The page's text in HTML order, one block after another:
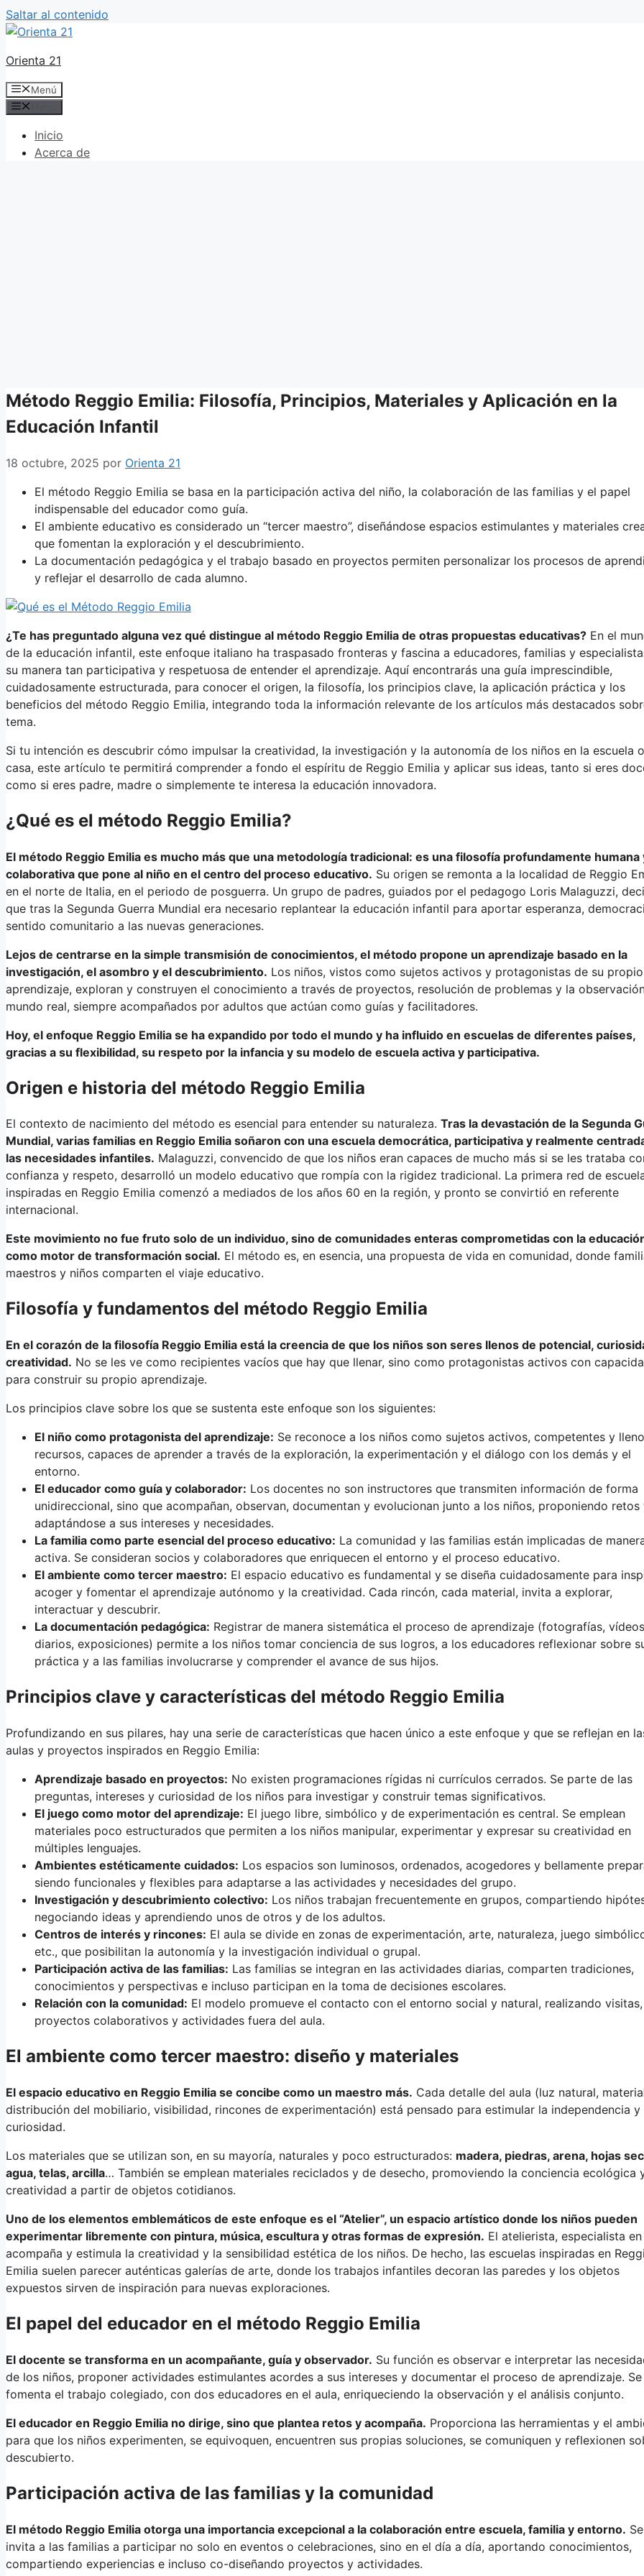
Saltar al contenido
Orienta 21
Menú
Inicio
Acerca de
Método Reggio Emilia: Filosofía, Principios, Materiales y Aplicación en la
Educación Infantil
18 octubre, 2025 por Orienta 21
El método Reggio Emilia se basa en la participación activa del niño, la colaboración de las familias y el papel
indispensable del educador como guía.
El ambiente educativo es considerado un “tercer maestro”, diseñándose espacios estimulantes y materiales
que fomentan la exploración y el descubrimiento.
La documentación pedagógica y el trabajo basado en proyectos permiten personalizar los procesos de
y reflejar el desarrollo de cada alumno.
¿Te has preguntado alguna vez qué distingue al método Reggio Emilia de otras propuestas educativas? En el
de la educación infantil, este enfoque italiano ha traspasado fronteras y fascina a educadores, familias y
su manera tan participativa y respetuosa de entender el aprendizaje. Aquí encontrarás una guía imprescindible,
cuidadosamente estructurada, para conocer el origen, la filosofía, los principios clave, la aplicación práctica y los
beneficios del método Reggio Emilia, integrando toda la información relevante de los artículos más destacados
tema.
Si tu intención es descubrir cómo impulsar la creatividad, la investigación y la autonomía de los niños en la escuela
casa, este artículo te permitirá comprender a fondo el espíritu de Reggio Emilia y aplicar sus ideas, tanto si eres
como si eres padre, madre o simplemente te interesa la educación innovadora.
¿Qué es el método Reggio Emilia?
El método Reggio Emilia es mucho más que una metodología tradicional: es una filosofía profundamente humana
colaborativa que pone al niño en el centro del proceso educativo. Su origen se remonta a la localidad de Reggio
en el norte de Italia, en el periodo de posguerra. Un grupo de padres, guiados por el pedagogo Loris Malaguzzi,
que tras la Segunda Guerra Mundial era necesario replantear la educación infantil para aportar esperanza,
sentido comunitario a las nuevas generaciones.
Lejos de centrarse en la simple transmisión de conocimientos, el método propone un aprendizaje basado en la
investigación, el asombro y el descubrimiento. Los niños, vistos como sujetos activos y protagonistas de su propio
aprendizaje, exploran y construyen el conocimiento a través de proyectos, resolución de problemas y la
mundo real, siempre acompañados por adultos que actúan como guías y facilitadores.
Hoy, el enfoque Reggio Emilia se ha expandido por todo el mundo y ha influido en escuelas de diferentes países,
gracias a su flexibilidad, su respeto por la infancia y su modelo de escuela activa y participativa.
Origen e historia del método Reggio Emilia
El contexto de nacimiento del método es esencial para entender su naturaleza. Tras la devastación de la Segunda
Mundial, varias familias en Reggio Emilia soñaron con una escuela democrática, participativa y realmente
las necesidades infantiles. Malaguzzi, convencido de que los niños eran capaces de mucho más si se les trataba
confianza y respeto, desarrolló un modelo educativo que rompía con la rigidez tradicional. La primera red de
inspiradas en Reggio Emilia comenzó a mediados de los años 60 en la región, y pronto se convirtió en referente
internacional.
Este movimiento no fue fruto solo de un individuo, sino de comunidades enteras comprometidas con la
como motor de transformación social. El método es, en esencia, una propuesta de vida en comunidad, donde
maestros y niños comparten el viaje educativo.
Filosofía y fundamentos del método Reggio Emilia
En el corazón de la filosofía Reggio Emilia está la creencia de que los niños son seres llenos de potencial,
creatividad. No se les ve como recipientes vacíos que hay que llenar, sino como protagonistas activos con
para construir su propio aprendizaje.
Los principios clave sobre los que se sustenta este enfoque son los siguientes:
El niño como protagonista del aprendizaje: Se reconoce a los niños como sujetos activos, competentes y
recursos, capaces de aprender a través de la exploración, la experimentación y el diálogo con los demás y el
entorno.
El educador como guía y colaborador: Los docentes no son instructores que transmiten información de forma
unidireccional, sino que acompañan, observan, documentan y evolucionan junto a los niños, proponiendo retos
adaptándose a sus intereses y necesidades.
La familia como parte esencial del proceso educativo: La comunidad y las familias están implicadas de
activa. Se consideran socios y colaboradores que enriquecen el entorno y el proceso educativo.
El ambiente como tercer maestro: El espacio educativo es fundamental y se diseña cuidadosamente para
acoger y fomentar el aprendizaje autónomo y la creatividad. Cada rincón, cada material, invita a explorar,
interactuar y descubrir.
La documentación pedagógica: Registrar de manera sistemática el proceso de aprendizaje (fotografías,
diarios, exposiciones) permite a los niños tomar conciencia de sus logros, a los educadores reflexionar sobre
práctica y a las familias involucrarse y comprender el avance de sus hijos.
Principios clave y características del método Reggio Emilia
Profundizando en sus pilares, hay una serie de características que hacen único a este enfoque y que se reflejan en
aulas y proyectos inspirados en Reggio Emilia:
Aprendizaje basado en proyectos: No existen programaciones rígidas ni currículos cerrados. Se parte de las
preguntas, intereses y curiosidad de los niños para investigar y construir temas significativos.
El juego como motor del aprendizaje: El juego libre, simbólico y de experimentación es central. Se emplean
materiales poco estructurados que permiten a los niños manipular, experimentar y expresar su creatividad en
múltiples lenguajes.
Ambientes estéticamente cuidados: Los espacios son luminosos, ordenados, acogedores y bellamente
siendo funcionales y flexibles para adaptarse a las actividades y necesidades del grupo.
Investigación y descubrimiento colectivo: Los niños trabajan frecuentemente en grupos, compartiendo
negociando ideas y aprendiendo unos de otros y de los adultos.
Centros de interés y rincones: El aula se divide en zonas de experimentación, arte, naturaleza, juego
etc., que posibilitan la autonomía y la investigación individual o grupal.
Participación activa de las familias: Las familias se integran en las actividades diarias, comparten tradiciones,
conocimientos y perspectivas e incluso participan en la toma de decisiones escolares.
Relación con la comunidad: El modelo promueve el contacto con el entorno social y natural, realizando visitas,
proyectos colaborativos y actividades fuera del aula.
El ambiente como tercer maestro: diseño y materiales
El espacio educativo en Reggio Emilia se concibe como un maestro más. Cada detalle del aula (luz natural,
distribución del mobiliario, visibilidad, rincones de experimentación) está pensado para estimular la independencia y
curiosidad.
Los materiales que se utilizan son, en su mayoría, naturales y poco estructurados: madera, piedras, arena, hojas
agua, telas, arcilla… También se emplean materiales reciclados y de desecho, promoviendo la conciencia ecológica
creatividad a partir de objetos cotidianos.
Uno de los elementos emblemáticos de este enfoque es el “Atelier”, un espacio artístico donde los niños pueden
experimentar libremente con pintura, música, escultura y otras formas de expresión. El atelierista, especialista
acompaña y estimula la creatividad y la sensibilidad estética de los niños. De hecho, las escuelas inspiradas en
Emilia suelen parecer auténticas galerías de arte, donde los trabajos infantiles decoran las paredes y los objetos
expuestos sirven de inspiración para nuevas exploraciones.
El papel del educador en el método Reggio Emilia
El docente se transforma en un acompañante, guía y observador. Su función es observar e interpretar las
de los niños, proponer actividades estimulantes acordes a sus intereses y documentar el proceso de aprendizaje. Se
fomenta el trabajo colegiado, con dos educadores en el aula, enriqueciendo la observación y el análisis conjunto.
El educador en Reggio Emilia no dirige, sino que plantea retos y acompaña. Proporciona las herramientas y el
para que los niños experimenten, se equivoquen, encuentren sus propias soluciones, se comuniquen y reflexionen
descubierto.
Participación activa de las familias y la comunidad
El método Reggio Emilia otorga una importancia excepcional a la colaboración entre escuela, familia y entorno. Se
invita a las familias a participar no solo en eventos o celebraciones, sino en el día a día, aportando conocimientos,
compartiendo experiencias e incluso co-diseñando proyectos y actividades.